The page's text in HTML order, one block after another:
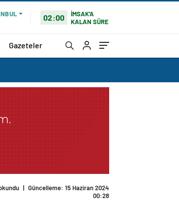
02:00
İMSAK'A
KALAN SÜRE
Gazeteler
| Güncelleme: 15 Haziran 2024
00:28